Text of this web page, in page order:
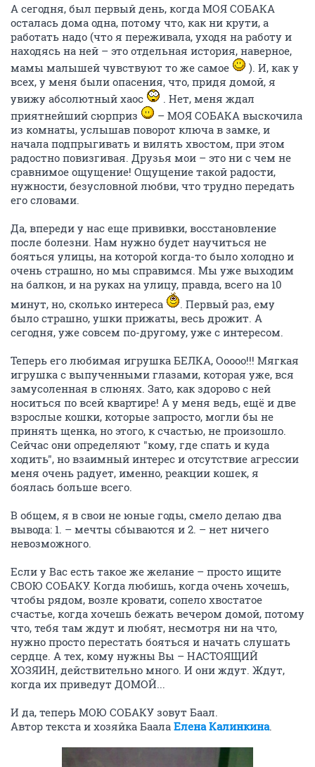
А сегодня, был первый день, когда МОЯ СОБАКА
осталась дома одна, потому что, как ни крути, а
работать надо (что я переживала, уходя на работу и
находясь на ней – это отдельная история, наверное,
мамы малышей чувствуют то же самое
). И, как у
всех, у меня были опасения, что, придя домой, я
увижу абсолютный хаос
. Нет, меня ждал
приятнейший сюрприз
– МОЯ СОБАКА выскочила
из комнаты, услышав поворот ключа в замке, и
начала подпрыгивать и вилять хвостом, при этом
радостно повизгивая. Друзья мои – это ни с чем не
сравнимое ощущение! Ощущение такой радости,
нужности, безусловной любви, что трудно передать
его словами.
Да, впереди у нас еще прививки, восстановление
после болезни. Нам нужно будет научиться не
бояться улицы, на которой когда-то было холодно и
очень страшно, но мы справимся. Мы уже выходим
на балкон, и на руках на улицу, правда, всего на 10
минут, но, сколько интереса
. Первый раз, ему
было страшно, ушки прижаты, весь дрожит. А
сегодня, уже совсем по-другому, уже с интересом.
Теперь его любимая игрушка БЕЛКА, Ооооо!!! Мягкая
игрушка с выпученными глазами, которая уже, вся
замусоленная в слюнях. Зато, как здорово с ней
носиться по всей квартире! А у меня ведь, ещё и две
взрослые кошки, которые запросто, могли бы не
принять щенка, но этого, к счастью, не произошло.
Сейчас они определяют "кому, где спать и куда
ходить", но взаимный интерес и отсутствие агрессии
меня очень радует, именно, реакции кошек, я
боялась больше всего.
В общем, я в свои не юные годы, смело делаю два
вывода: 1. – мечты сбываются и 2. – нет ничего
невозможного.
Если у Вас есть такое же желание – просто ищите
СВОЮ СОБАКУ. Когда любишь, когда очень хочешь,
чтобы рядом, возле кровати, сопело хвостатое
счастье, когда хочешь бежать вечером домой, потому
что, тебя там ждут и любят, несмотря ни на что,
нужно просто перестать бояться и начать слушать
сердце. А тех, кому нужны Вы – НАСТОЯЩИЙ
ХОЗЯИН, действительно много. И они ждут. Ждут,
когда их приведут ДОМОЙ...
И да, теперь МОЮ СОБАКУ зовут Баал.
Автор текста и хозяйка Баала Елена Калинкина.